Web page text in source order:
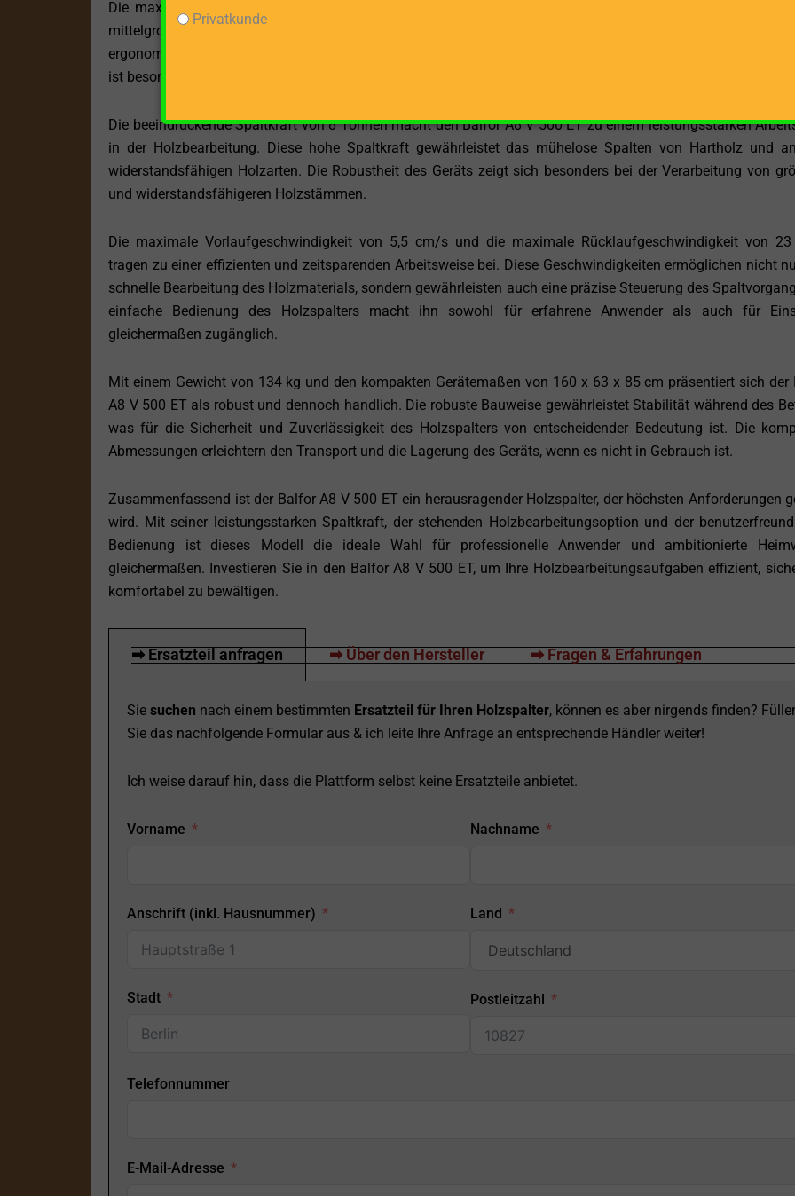
Die maximale Spaltgutlänge von 55 cm macht diesen Holzspalter besonders geeignet für die
mittelgroßen bis großen Holzstücken. Die stehende Holzbearbeitungsoption ermöglicht eine
ergonomische Arbeitsweise, wodurch Sie auch größere Mengen Holz mühelos verarbeiten können. Diese
ist besonders vorteilhaft, wenn unterschiedliche Holzarten und -größen verarbeitet werden müssen.
Die beeindruckende Spaltkraft von 8 Tonnen macht den Balfor A8 V 500 ET zu einem leistungsstarken
in der Holzbearbeitung. Diese hohe Spaltkraft gewährleistet das mühelose Spalten von Hartholz und
widerstandsfähigen Holzarten. Die Robustheit des Geräts zeigt sich besonders bei der Verarbeitung von
und widerstandsfähigeren Holzstämmen.
Die maximale Vorlaufgeschwindigkeit von 5,5 cm/s und die maximale Rücklaufgeschwindigkeit von
tragen zu einer effizienten und zeitsparenden Arbeitsweise bei. Diese Geschwindigkeiten ermöglichen nicht
schnelle Bearbeitung des Holzmaterials, sondern gewährleisten auch eine präzise Steuerung des
einfache Bedienung des Holzspalters macht ihn sowohl für erfahrene Anwender als auch für
gleichermaßen zugänglich.
Mit einem Gewicht von 134 kg und den kompakten Gerätemaßen von 160 x 63 x 85 cm präsentiert sich der
A8 V 500 ET als robust und dennoch handlich. Die robuste Bauweise gewährleistet Stabilität während des
was für die Sicherheit und Zuverlässigkeit des Holzspalters von entscheidender Bedeutung ist. Die
Abmessungen erleichtern den Transport und die Lagerung des Geräts, wenn es nicht in Gebrauch ist.
Zusammenfassend ist der Balfor A8 V 500 ET ein herausragender Holzspalter, der höchsten Anforderungen
wird. Mit seiner leistungsstarken Spaltkraft, der stehenden Holzbearbeitungsoption und der
Bedienung ist dieses Modell die ideale Wahl für professionelle Anwender und ambitionierte
gleichermaßen. Investieren Sie in den Balfor A8 V 500 ET, um Ihre Holzbearbeitungsaufgaben effizient,
komfortabel zu bewältigen.
➡ Ersatzteil anfragen ➡ Über den Hersteller ➡ Fragen & Erfahrungen
Sie suchen nach einem bestimmten Ersatzteil für Ihren Holzspalter, können es aber nirgends finden?
Sie das nachfolgende Formular aus & ich leite Ihre Anfrage an entsprechende Händler weiter!
Ich weise darauf hin, dass die Plattform selbst keine Ersatzteile anbietet.
Vorname Nachname
Anschrift (inkl. Hausnummer)
Stadt
Land
Postleitzahl
Telefonnummer
E-Mail-Adresse
Privatkunde